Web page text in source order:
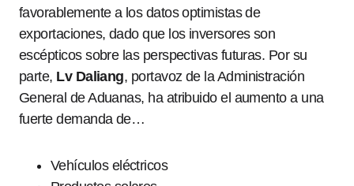
favorablemente a los datos optimistas de
exportaciones, dado que los inversores son
escépticos sobre las perspectivas futuras. Por su
parte, Lv Daliang, portavoz de la Administración
General de Aduanas, ha atribuido el aumento a una
fuerte demanda de…
Vehículos eléctricos